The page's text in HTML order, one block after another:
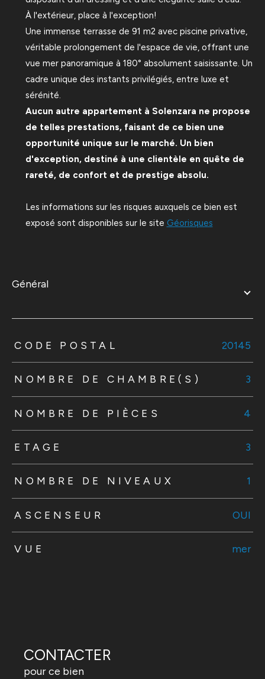
À l'extérieur, place à l'exception!
Une immense terrasse de 91 m2 avec piscine privative,
véritable prolongement de l'espace de vie, offrant une
vue mer panoramique à 180° absolument saisissante. Un
cadre unique des instants privilégiés, entre luxe et
sérénité.
Aucun autre appartement à Solenzara ne propose
de telles prestations, faisant de ce bien une
opportunité unique sur le marché. Un bien
d'exception, destiné à une clientèle en quête de
rareté, de confort et de prestige absolu.
Les informations sur les risques auxquels ce bien est
exposé sont disponibles sur le site Géorisques
général
TRAD_ZEPHYR_Caracteristique TRAD_ZEPHYR_Valeurs
CODE POSTAL 20145
NOMBRE DE CHAMBRE(S) 3
NOMBRE DE PIÈCES 4
ETAGE 3
NOMBRE DE NIVEAUX 1
ASCENSEUR OUI
VUE mer
CONTACTER
pour ce bien